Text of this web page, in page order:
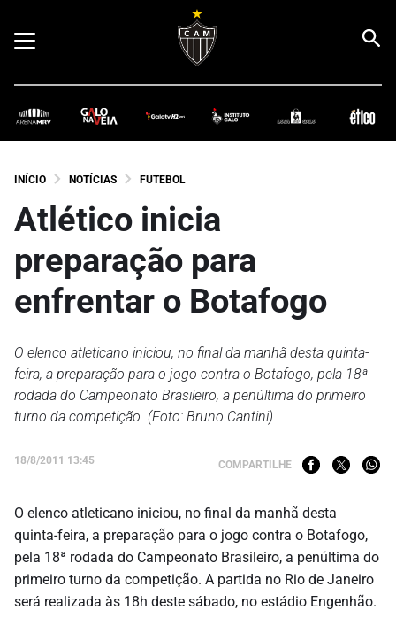
INÍCIO NOTÍCIAS FUTEBOL
Atlético inicia
preparação para
enfrentar o Botafogo
O elenco atleticano iniciou, no final da manhã desta quinta-
feira, a preparação para o jogo contra o Botafogo, pela 18ª
rodada do Campeonato Brasileiro, a penúltima do primeiro
turno da competição. (Foto: Bruno Cantini)
18/8/2011 13:45 COMPARTILHE
O elenco atleticano iniciou, no final da manhã desta
quinta-feira, a preparação para o jogo contra o Botafogo,
pela 18ª rodada do Campeonato Brasileiro, a penúltima do
primeiro turno da competição. A partida no Rio de Janeiro
será realizada às 18h deste sábado, no estádio Engenhão.